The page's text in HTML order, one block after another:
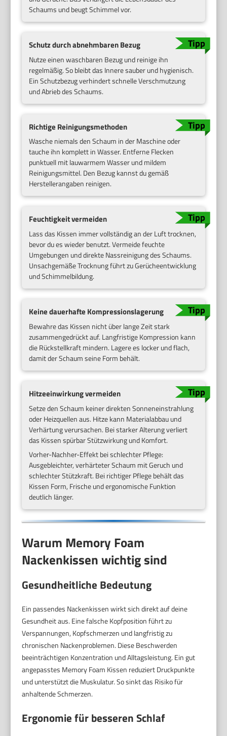
Schaums und beugt Schimmel vor.
Schutz durch abnehmbaren Bezug
Nutze einen waschbaren Bezug und reinige ihn
regelmäßig. So bleibt das Innere sauber und hygienisch.
Ein Schutzbezug verhindert schnelle Verschmutzung
und Abrieb des Schaums.
Richtige Reinigungsmethoden
Wasche niemals den Schaum in der Maschine oder
tauche ihn komplett in Wasser. Entferne Flecken
punktuell mit lauwarmem Wasser und mildem
Reinigungsmittel. Den Bezug kannst du gemäß
Herstellerangaben reinigen.
Feuchtigkeit vermeiden
Lass das Kissen immer vollständig an der Luft trocknen,
bevor du es wieder benutzt. Vermeide feuchte
Umgebungen und direkte Nassreinigung des Schaums.
Unsachgemäße Trocknung führt zu Gerücheentwicklung
und Schimmelbildung.
Keine dauerhafte Kompressionslagerung
Bewahre das Kissen nicht über lange Zeit stark
zusammengedrückt auf. Langfristige Kompression kann
die Rückstellkraft mindern. Lagere es locker und flach,
damit der Schaum seine Form behält.
Hitzeeinwirkung vermeiden
Setze den Schaum keiner direkten Sonneneinstrahlung
oder Heizquellen aus. Hitze kann Materialabbau und
Verhärtung verursachen. Bei starker Alterung verliert
das Kissen spürbar Stützwirkung und Komfort.
Vorher-Nachher-Effekt bei schlechter Pflege:
Ausgebleichter, verhärteter Schaum mit Geruch und
schlechter Stützkraft. Bei richtiger Pflege behält das
Kissen Form, Frische und ergonomische Funktion
deutlich länger.
Warum Memory Foam
Nackenkissen wichtig sind
Gesundheitliche Bedeutung
Ein passendes Nackenkissen wirkt sich direkt auf deine
Gesundheit aus. Eine falsche Kopfposition führt zu
Verspannungen, Kopfschmerzen und langfristig zu
chronischen Nackenproblemen. Diese Beschwerden
beeinträchtigen Konzentration und Alltagsleistung. Ein gut
angepasstes Memory Foam Kissen reduziert Druckpunkte
und unterstützt die Muskulatur. So sinkt das Risiko für
anhaltende Schmerzen.
Ergonomie für besseren Schlaf